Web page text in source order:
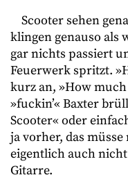
Scooter sehen
klingen genauso als
gar nichts passiert
Feuerwerk spritzt.
kurz an, »How
»fuckin’« Baxter
Scooter« oder
ja vorher, das
eigentlich auch
Gitarre.